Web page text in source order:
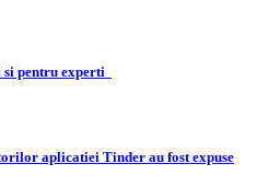
pentru experti
aplicatiei Tinder au fost expuse